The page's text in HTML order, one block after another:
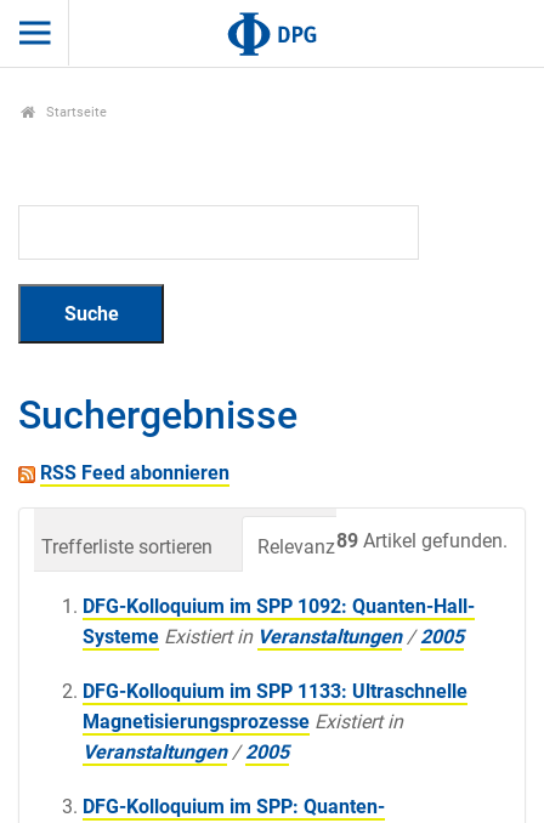
Startseite
Suchergebnisse
RSS Feed abonnieren
89 Artikel gefunden.
Trefferliste sortieren Relevanz Datum
DFG-Kolloquium im SPP 1092: Quanten-Hall-
Systeme Existiert in Veranstaltungen /2005
DFG-Kolloquium im SPP 1133: Ultraschnelle
Magnetisierungsprozesse Existiert in
Veranstaltungen /2005
DFG-Kolloquium im SPP: Quanten-